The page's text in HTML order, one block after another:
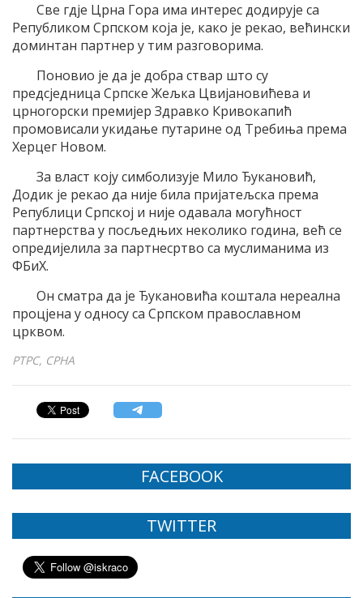
Све гдје Црна Гора има интерес додирује са
Републиком Српском која је, како је рекао, већински
доминтан партнер у тим разговорима.
Поновио је да је добра ствар што су
предсједница Српске Жељка Цвијановићева и
црногорски премијер Здравко Кривокапић
промовисали укидање путарине од Требиња према
Херцег Новом.
За власт коју симболизује Мило Ђукановић,
Додик је рекао да није била пријатељска према
Републици Српској и није одавала могућност
партнерства у посљедњих неколико година, већ се
опредијелила за партнесртво са муслиманима из
ФБиХ.
Он сматра да је Ђукановића коштала нереална
процјена у односу са Српском православном
црквом.
РТРС, СРНА
FACEBOOK
TWITTER